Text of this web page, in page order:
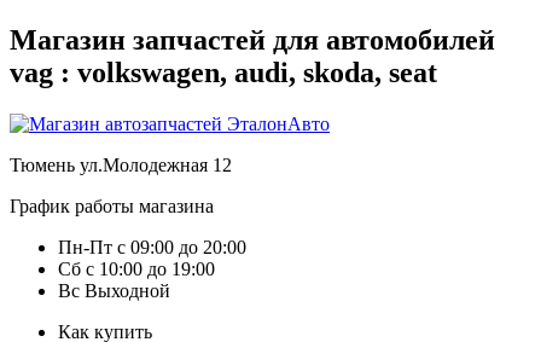
Магазин запчастей для автомобилей
vag : volkswagen, audi, skoda, seat
Тюмень ул.Молодежная 12
График работы магазина
Пн-Пт с 09:00 до 20:00
Сб с 10:00 до 19:00
Вс Выходной
Как купить